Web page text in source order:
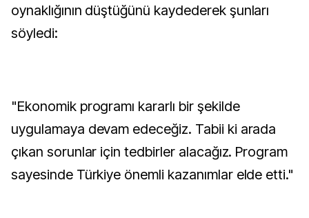
oynaklığının düştüğünü kaydederek şunları
söyledi:
"Ekonomik programı kararlı bir şekilde
uygulamaya devam edeceğiz. Tabii ki arada
çıkan sorunlar için tedbirler alacağız. Program
sayesinde Türkiye önemli kazanımlar elde etti."